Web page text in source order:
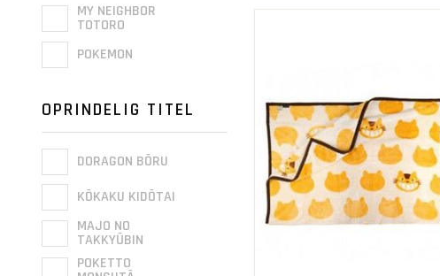
MY NEIGHBOR
TOTORO
POKEMON
OPRINDELIG TITEL
DORAGON BŌRU
KŌKAKU KIDŌTAI
MAJO NO
TAKKYŪBIN
POKETTO